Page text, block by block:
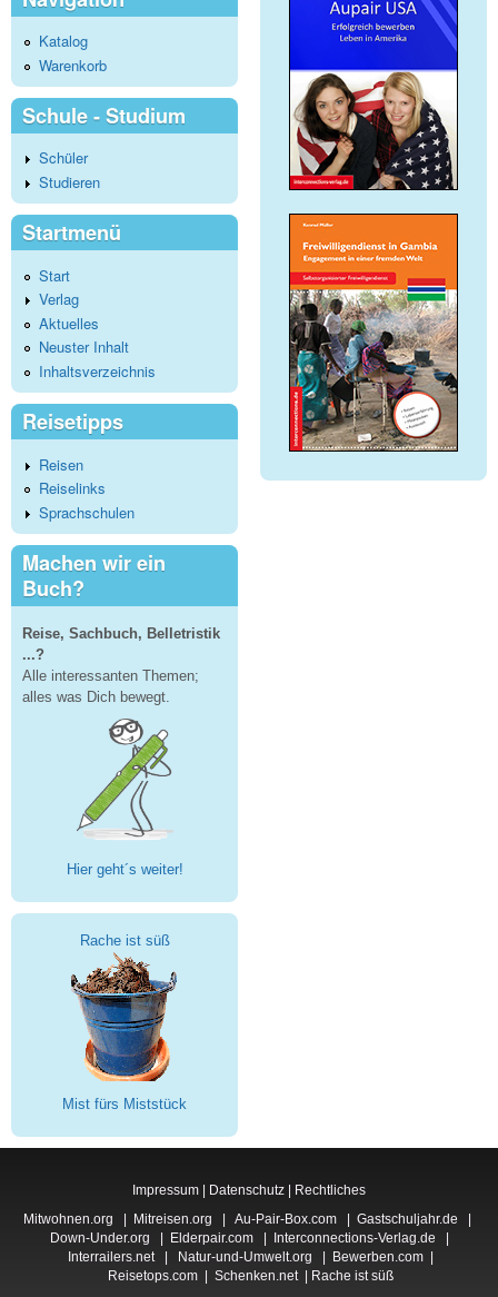
Katalog
Warenkorb
Schule - Studium
Schüler
Studieren
Startmenü
Start
Verlag
Aktuelles
Neuster Inhalt
Inhaltsverzeichnis
Reisetipps
Reisen
Reiselinks
Sprachschulen
Machen wir ein
Buch?
Reise, Sachbuch, Belletristik
...?
Alle interessanten Themen;
alles was Dich bewegt.
Hier geht´s weiter!
Rache ist süß
Mist fürs Miststück
Impressum | Datenschutz | Rechtliches
Mitwohnen.org
Mitreisen.org Au-Pair-Box.com Gastschuljahr.de
Down-Under.org
Elderpair.com| Interconnections-Verlag.de
Interrailers.net| Natur-und-Umwelt.org Bewerben.com
Reisetops.com
Schenken.net| Rache ist süß